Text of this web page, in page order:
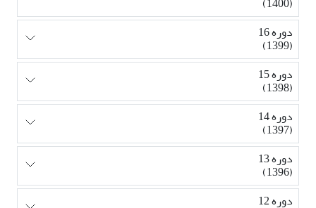
دوره 16
(1399)
دوره 15
(1398)
دوره 14
(1397)
دوره 13
(1396)
دوره 12